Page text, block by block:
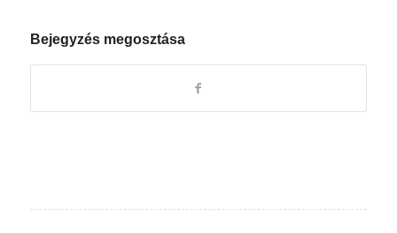
Bejegyzés megosztása